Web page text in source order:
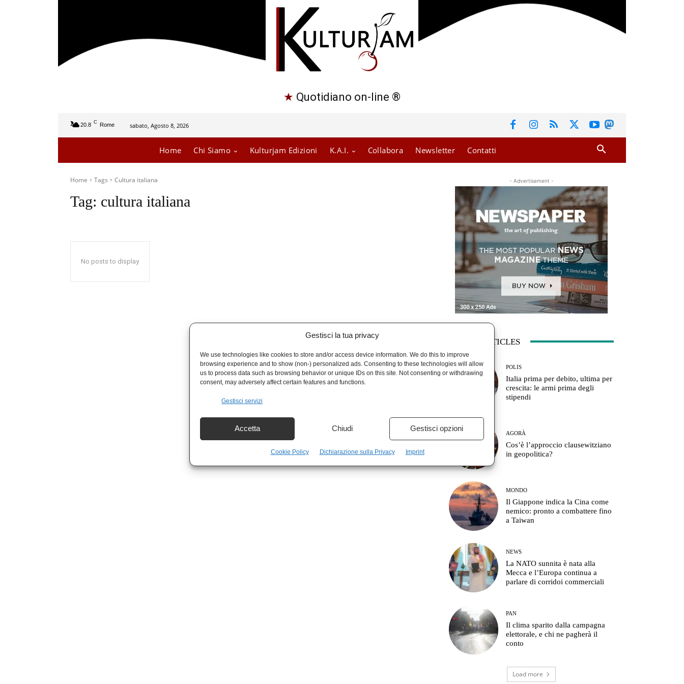
Gestisci la tua privacy
We use technologies like cookies to store and/or access device information. We do this to improve
browsing experience and to show (non-) personalized ads. Consenting to these technologies will allow
us to process data such as browsing behavior or unique IDs on this site. Not consenting or withdrawing
consent, may adversely affect certain features and functions.
Gestisci servizi
Accetta Chiudi Gestisci opzioni
Cookie Policy Dichiarazione sulla Privacy Imprint
★ Quotidiano on-line ®
20.8 C Rome sabato, Agosto 8, 2026
Home Chi Siamo Kulturjam Edizioni K.A.I. Collabora Newsletter Contatti
Home Tags Cultura italiana
Tag: cultura italiana
No posts to display
- Advertisement -
LATEST ARTICLES
POLIS
Italia prima per debito, ultima per
crescita: le armi prima degli
stipendi
AGORÀ
Cos’è l’approccio clausewitziano
in geopolitica?
MONDO
Il Giappone indica la Cina come
nemico: pronto a combattere fino
a Taiwan
NEWS
La NATO sunnita è nata alla
Mecca e l’Europa continua a
parlare di corridoi commerciali
PAN
Il clima sparito dalla campagna
elettorale, e chi ne pagherà il
conto
Load more